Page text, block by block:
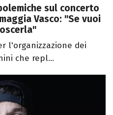
sul concerto
Vasco: "Se vuoi
l'organizzazione dei
che repl...